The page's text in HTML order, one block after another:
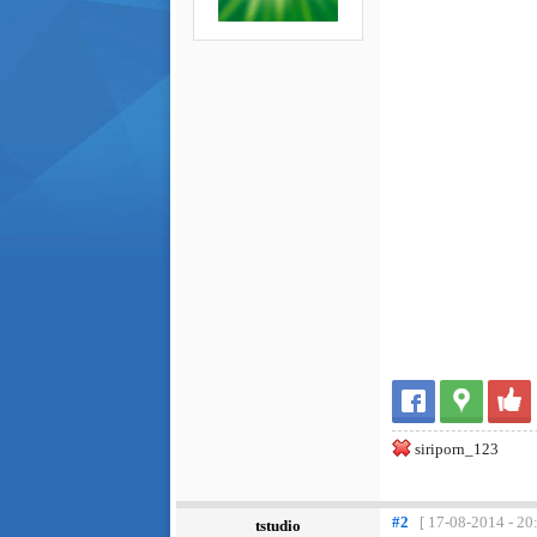
siriporn_123
tstudio #2 [ 17-08-2014 -